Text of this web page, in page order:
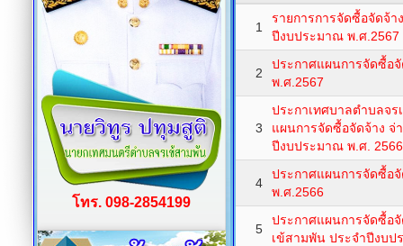
1
รายการการจัดซื้อจัดจ้
ปีงบประมาณ พ.ศ.2567
2
ประกาศแผนการจัดซื้อ
พ.ศ.2567
3
ประกาเทศบาลตำบลจร
แผนการจัดซื้อจัดจ้าง จ่
ปีงบประมาณ พ.ศ. 2566
4
ประกาศแผนการจัดซื้อ
พ.ศ.2566
5
ประกาศแผนการจัดซื้อ
เข้สามพัน ประจำปีงบป
โทร. 098-2854199